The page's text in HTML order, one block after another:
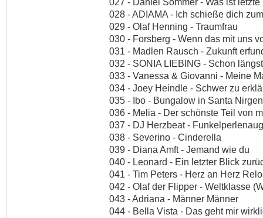
027 - Daniel Sommer - Was ist
028 - ADIAMA - Ich schieße dich
029 - Olaf Henning - Traumfrau
030 - Forsberg - Wenn das mit uns
031 - Madlen Rausch - Zukunft
032 - SONIA LIEBING - Schon
033 - Vanessa & Giovanni - Meine
034 - Joey Heindle - Schwer zu
035 - Ibo - Bungalow in Santa
036 - Melia - Der schönste Teil von
037 - DJ Herzbeat -
038 - Severino - Cinderella
039 - Diana Amft - Jemand wie du
040 - Leonard - Ein letzter Blick
041 - Tim Peters - Herz an Herz
042 - Olaf der Flipper - Weltklasse
043 - Adriana - Männer Männer
044 - Bella Vista - Das geht mir